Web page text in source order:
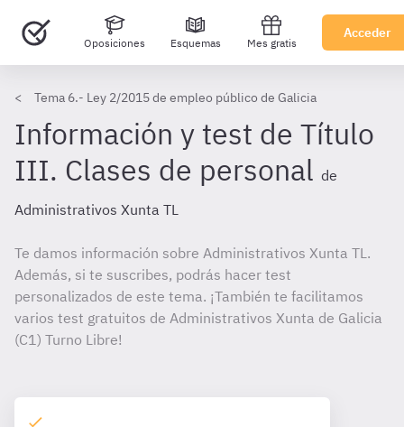
Oposiciones Esquemas Mes gratis
Acceder
Tema 6.- Ley 2/2015 de empleo público de Galicia
Información y test de Título
III. Clases de personal de
Administrativos Xunta TL
Te damos información sobre Administrativos Xunta TL.
Además, si te suscribes, podrás hacer test
personalizados de este tema. ¡También te facilitamos
varios test gratuitos de Administrativos Xunta de Galicia
(C1) Turno Libre!